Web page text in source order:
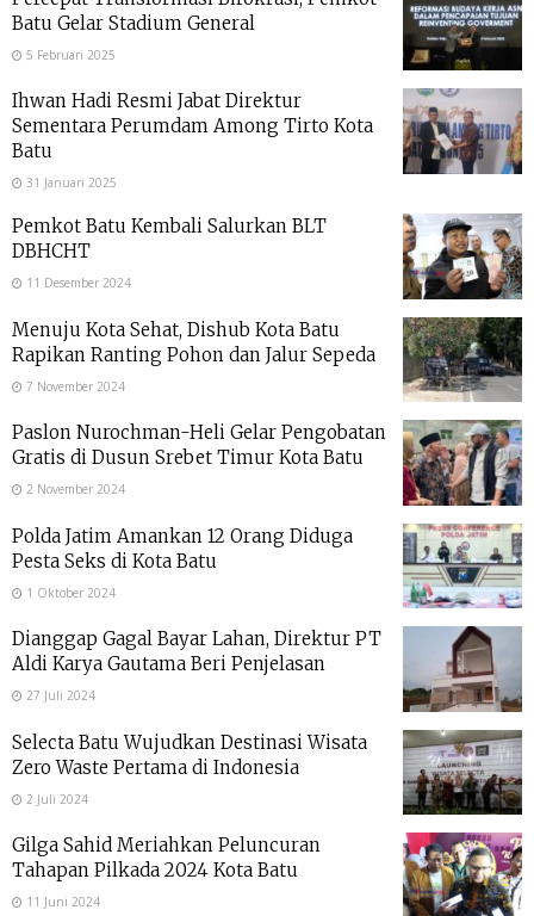
Batu Gelar Stadium General
5 Februari 2025
Ihwan Hadi Resmi Jabat Direktur
Sementara Perumdam Among Tirto Kota
Batu
31 Januari 2025
Pemkot Batu Kembali Salurkan BLT
DBHCHT
11 Desember 2024
Menuju Kota Sehat, Dishub Kota Batu
Rapikan Ranting Pohon dan Jalur Sepeda
7 November 2024
Paslon Nurochman-Heli Gelar Pengobatan
Gratis di Dusun Srebet Timur Kota Batu
2 November 2024
Polda Jatim Amankan 12 Orang Diduga
Pesta Seks di Kota Batu
1 Oktober 2024
Dianggap Gagal Bayar Lahan, Direktur PT
Aldi Karya Gautama Beri Penjelasan
27 Juli 2024
Selecta Batu Wujudkan Destinasi Wisata
Zero Waste Pertama di Indonesia
2 Juli 2024
Gilga Sahid Meriahkan Peluncuran
Tahapan Pilkada 2024 Kota Batu
11 Juni 2024